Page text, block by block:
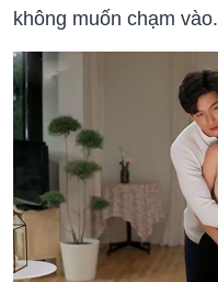
không muốn chạm vào.